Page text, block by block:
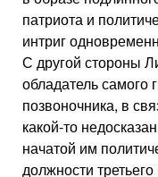
патриота и
интриг
С другой стороны
обладатель самого
позвоночника, в
какой-то
начатой им
должности